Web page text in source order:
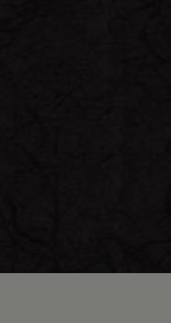
の「魯ビ